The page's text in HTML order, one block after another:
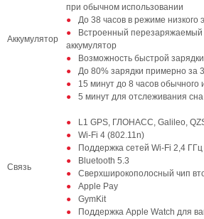
Аккумулятор
при обычном использовании
До 38 часов в режиме низкого
Встроенный
аккумулятор
Возможность быстрой зарядки
До 80% зарядки примерно за
15 минут до 8 часов обычного
5 минут для отслеживания
Связь
L1 GPS, ГЛОНАСС, Galileo,
Wi-Fi 4 (802.11n)
Поддержка сетей Wi-Fi 2,4
Bluetooth 5.3
Сверхширокополосный чип
Apple Pay
GymKit
Поддержка Apple Watch для